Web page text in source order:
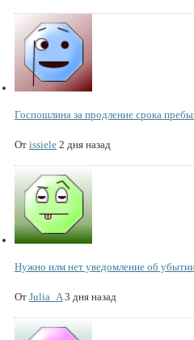
Госпошлина за продление срока
От issiele 2 дня назад
Нужно илм нет уведомление об
От Julia_A 3 дня назад